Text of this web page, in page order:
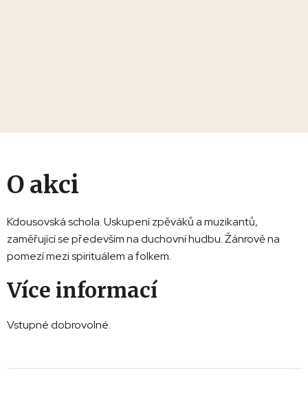
O akci
Kdousovská schola. Uskupení zpěváků a muzikantů,
zaměřující se především na duchovní hudbu. Žánrově na
pomezí mezi spirituálem a folkem.
Více informací
Vstupné dobrovolné.